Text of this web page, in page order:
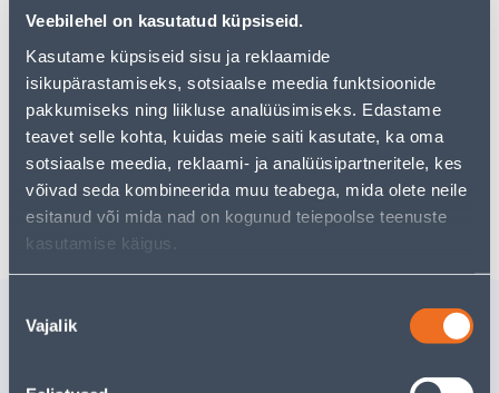
Veebilehel on kasutatud küpsiseid.
Kasutame küpsiseid sisu ja reklaamide
isikupärastamiseks, sotsiaalse meedia funktsioonide
pakkumiseks ning liikluse analüüsimiseks. Edastame
teavet selle kohta, kuidas meie saiti kasutate, ka oma
sotsiaalse meedia, reklaami- ja analüüsipartneritele, kes
võivad seda kombineerida muu teabega, mida olete neile
esitanud või mida nad on kogunud teiepoolse teenuste
kasutamise käigus.
valik
Vajalik
• Matt valge.
Eeldatav kojuvedu 3,69 € al. 2-5 tööpäeva
Tarne pakiautomaati al. 2,29 € al. 2-5 tööpäeva
Poest kätte, alates 10.08.2026
RAAM